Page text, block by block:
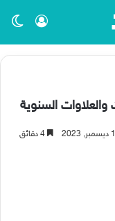
تسجيل
4 دقائق